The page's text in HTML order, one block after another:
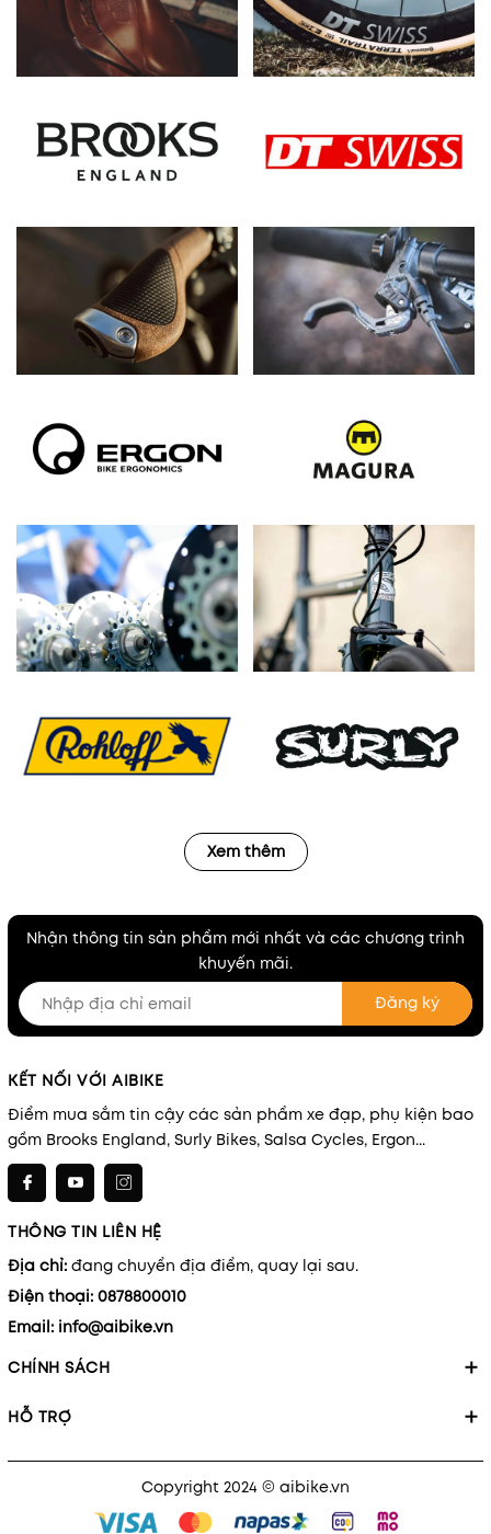
Xem thêm
Nhận thông tin sản phẩm mới nhất và các chương trình
khuyến mãi.
Đăng ký
KẾT NỐI VỚI AIBIKE
Điểm mua sắm tin cậy các sản phẩm xe đạp, phụ kiện bao
gồm Brooks England, Surly Bikes, Salsa Cycles, Ergon...
THÔNG TIN LIÊN HỆ
Địa chỉ: đang chuyển địa điểm, quay lại sau.
Điện thoại: 0878800010
Email: info@aibike.vn
CHÍNH SÁCH
HỖ TRỢ
Copyright 2024 © aibike.vn